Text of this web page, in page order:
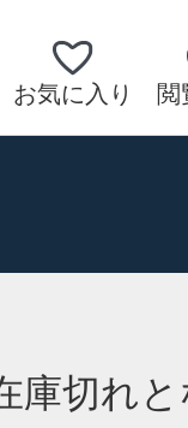
お気に入り 閲
庫切れ